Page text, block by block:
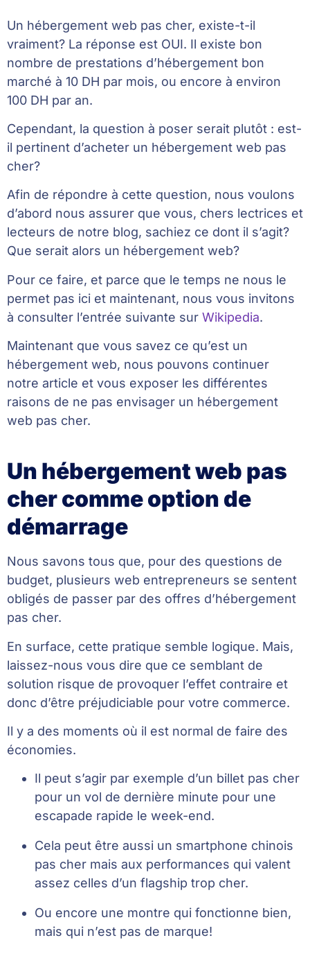
Un hébergement web pas cher, existe-t-il
vraiment? La réponse est OUI. Il existe bon
nombre de prestations d’hébergement bon
marché à 10 DH par mois, ou encore à environ
100 DH par an.
Cependant, la question à poser serait plutôt : est-
il pertinent d’acheter un hébergement web pas
cher?
Afin de répondre à cette question, nous voulons
d’abord nous assurer que vous, chers lectrices et
lecteurs de notre blog, sachiez ce dont il s’agit?
Que serait alors un hébergement web?
Pour ce faire, et parce que le temps ne nous le
permet pas ici et maintenant, nous vous invitons
à consulter l’entrée suivante sur Wikipedia.
Maintenant que vous savez ce qu’est un
hébergement web, nous pouvons continuer
notre article et vous exposer les différentes
raisons de ne pas envisager un hébergement
web pas cher.
Un hébergement web pas
cher comme option de
démarrage
Nous savons tous que, pour des questions de
budget, plusieurs web entrepreneurs se sentent
obligés de passer par des offres d’hébergement
pas cher.
En surface, cette pratique semble logique. Mais,
laissez-nous vous dire que ce semblant de
solution risque de provoquer l’effet contraire et
donc d’être préjudiciable pour votre commerce.
Il y a des moments où il est normal de faire des
économies.
Il peut s’agir par exemple d’un billet pas cher
pour un vol de dernière minute pour une
escapade rapide le week-end.
Cela peut être aussi un smartphone chinois
pas cher mais aux performances qui valent
assez celles d’un flagship trop cher.
Ou encore une montre qui fonctionne bien,
mais qui n’est pas de marque!